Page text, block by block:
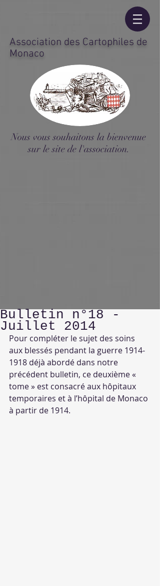
Association des Cartophiles de
Monaco
Nous vous souhaitons la bienvenue
sur le site de l'association.
Bulletin n°18 -
Juillet 2014
Pour compléter le sujet des soins
aux blessés pendant la guerre 1914-
1918 déjà abordé dans notre
précédent bulletin, ce deuxième «
tome » est consacré aux hôpitaux
temporaires et à l’hôpital de Monaco
à partir de 1914.